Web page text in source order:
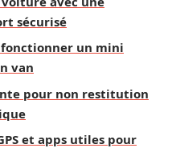
sécurisé
un mini
van
pour non restitution
et apps utiles pour